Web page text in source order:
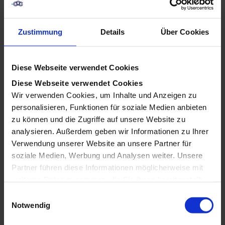
Zustimmung Details Über Cookies
Diese Webseite verwendet Cookies
Diese Webseite verwendet Cookies
Wir verwenden Cookies, um Inhalte und Anzeigen zu
personalisieren, Funktionen für soziale Medien anbieten
zu können und die Zugriffe auf unsere Website zu
analysieren. Außerdem geben wir Informationen zu Ihrer
Verwendung unserer Website an unsere Partner für
soziale Medien, Werbung und Analysen weiter. Unsere
Partner führen diese Informationen möglicherweise mit
gesammelt haben.
Notwendig
Die digitale Marketingwelt bietet eine Vielzahl von
Möglichkeiten, um Sichtbarkeit zu erhöhen und das
Interesse der Zielgruppe zu wecken. Zu den
prominentesten Strategien gehören SEO
(Suchmaschinenoptimierung) und SEA
Marke oder eines Unternehmens zu steigern – doch
auf unterschiedliche Weise. Die wahre Stärke zeigt